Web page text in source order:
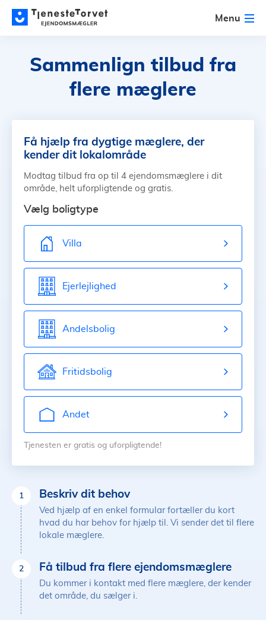
Menu
Sammenlign tilbud fra
flere mæglere
Få hjælp fra dygtige mæglere, der
kender dit lokalområde
Modtag tilbud fra op til 4 ejendomsmæglere i dit
område, helt uforpligtende og gratis.
Vælg boligtype
Villa
Ejerlejlighed
Andelsbolig
Fritidsbolig
Andet
Tjenesten er gratis og uforpligtende!
1 Beskriv dit behov
Ved hjælp af en enkel formular fortæller du kort
hvad du har behov for hjælp til. Vi sender det til flere
lokale mæglere.
2 Få tilbud fra flere ejendomsmæglere
Du kommer i kontakt med flere mæglere, der kender
det område, du sælger i.